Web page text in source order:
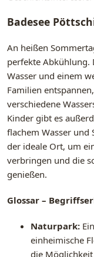
Badesee
An heißen
perfekte Abkühlung.
Wasser und einem
Familien
verschiedene
Kinder gibt es
flachem Wasser und
der ideale Ort, um
verbringen und die
genießen.
Glossar –
Naturpark:
einheimische
die